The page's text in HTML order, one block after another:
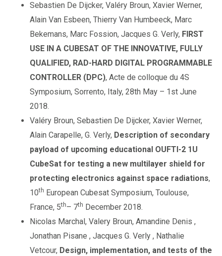
Sebastien De Dijcker, Valéry Broun, Xavier Werner,
Alain Van Esbeen, Thierry Van Humbeeck, Marc
Bekemans, Marc Fossion, Jacques G. Verly, FIRST
USE IN A CUBESAT OF THE INNOVATIVE, FULLY
QUALIFIED, RAD-HARD DIGITAL PROGRAMMABLE
CONTROLLER (DPC), Acte de colloque du 4S
Symposium, Sorrento, Italy, 28th May – 1st June
2018.
Valéry Broun, Sebastien De Dijcker, Xavier Werner,
Alain Carapelle, G. Verly, Description of secondary
payload of upcoming educational OUFTI-2 1U
CubeSat for testing a new multilayer shield for
protecting electronics against space radiations,
10th European Cubesat Symposium, Toulouse,
France, 5th– 7th December 2018.
Nicolas Marchal, Valery Broun, Amandine Denis ,
Jonathan Pisane , Jacques G. Verly , Nathalie
Vetcour, Design, implementation, and tests of the